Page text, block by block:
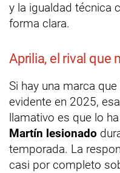
y la igualdad técnica
forma clara.
Aprilia, el rival que
Si hay una marca
evidente en 2025,
llamativo es que lo
Martín lesionado
temporada. La
casi por completo